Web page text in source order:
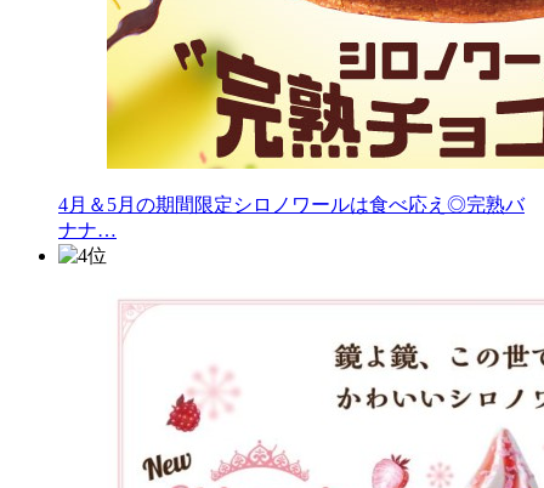
4月＆5月の期間限定シロノワールは食べ応え◎完熟バ
ナナ…